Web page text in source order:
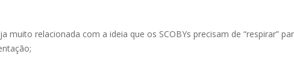
relacionada com a ideia que os SCOBYs precisam de “respirar”